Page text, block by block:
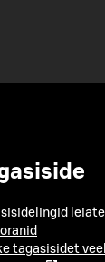
tagasisidet